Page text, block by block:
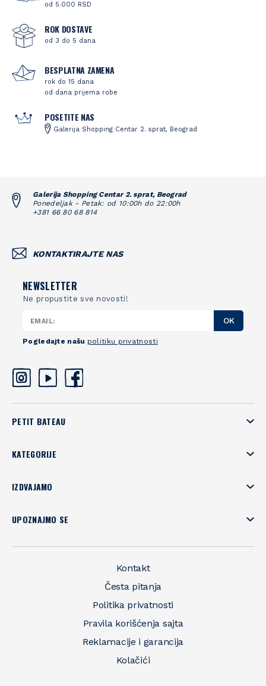
od 5.000 RSD
ROK DOSTAVE
od 3 do 5 dana
BESPLATNA ZAMENA
rok do 15 dana
od dana prijema robe
POSETITE NAS
Galerija Shopping Centar 2. sprat, Beograd
Galerija Shopping Centar 2. sprat, Beograd
Ponedeljak - Petak: od 10:00h do 22:00h
+381 66 80 68 814
KONTAKTIRAJTE NAS
NEWSLETTER
Ne propustite sve novosti!
OK
Pogledajte našu politiku privatnosti
PETIT BATEAU
KATEGORIJE
IZDVAJAMO
UPOZNAJMO SE
Kontakt
Česta pitanja
Politika privatnosti
Pravila korišćenja sajta
Reklamacije i garancija
Kolačići